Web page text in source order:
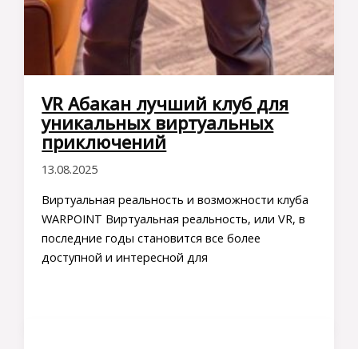
VR Абакан лучший клуб для
уникальных виртуальных
приключений
13.08.2025
Виртуальная реальность и возможности клуба
WARPOINT Виртуальная реальность, или VR, в
последние годы становится все более
доступной и интересной для